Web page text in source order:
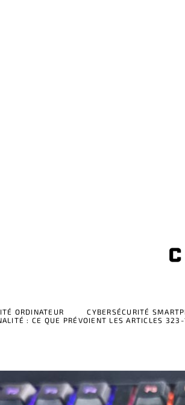
ORDINATEUR CYBERSÉCURITÉ
: CE QUE PRÉVOIENT LES ARTICLES